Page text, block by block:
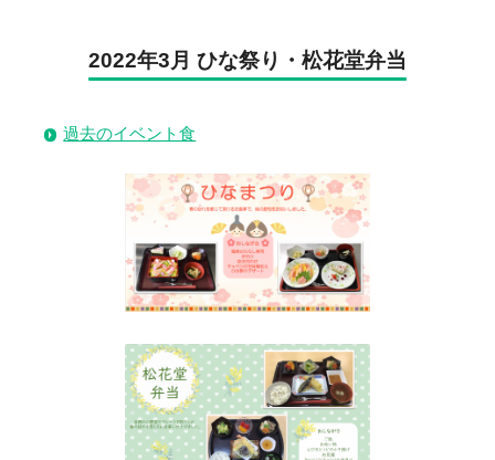
2022年3月 ひな祭り・松花堂弁当
過去のイベント食